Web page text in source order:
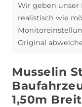
Wir geben unser
realistisch wie
Original
Musselin
1,50m